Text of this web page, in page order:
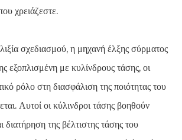
χρειάζεστε.
σχεδιασμού, η μηχανή έλξης σύρματος
εξοπλισμένη με κυλίνδρους τάσης, οι
ρόλο στη διασφάλιση της ποιότητας του
Αυτοί οι κύλινδροι τάσης βοηθούν
διατήρηση της βέλτιστης τάσης του